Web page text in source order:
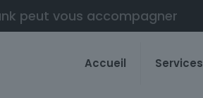
peut vous accompagner
Accueil Services